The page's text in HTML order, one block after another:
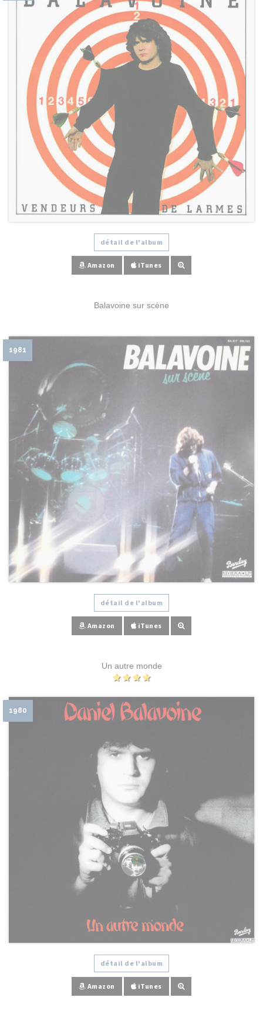
détail de l'album
Amazon iTunes
Balavoine sur scène
1981
détail de l'album
Amazon iTunes
Un autre monde
1980
détail de l'album
Amazon iTunes